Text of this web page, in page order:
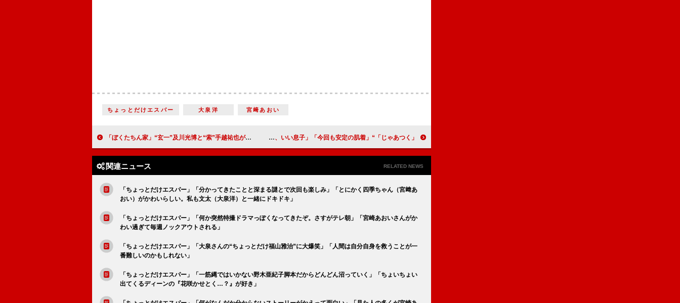
ちょっとだけエスパー 大泉洋 宮﨑あおい
「ぼくたちん家」“玄一”及川光博と“索”手越祐也がパートナーシップ申請 「とても意味のある回」「ハグシーンの愛しげな表情が良い」 「じゃあつく」“勝男”竹内涼真の母を中心に描かれた「神回」 「勝男は優しい、いい息子」「今回も安定の肌着」
関連ニュース RELATED NEWS
「ちょっとだけエスパー」「分かってきたことと深まる謎とで次回も楽しみ」「とにかく四季ちゃん（宮﨑あ
おい）がかわいらしい。私も文太（大泉洋）と一緒にドキドキ」
「ちょっとだけエスパー」「何か突然特撮ドラマっぽくなってきたぞ。さすがテレ朝」「宮崎あおいさんがか
わい過ぎて毎週ノックアウトされる」
「ちょっとだけエスパー」「大泉さんの“ちょっとだけ福山雅治”に大爆笑」「人間は自分自身を救うことが一
番難しいのかもしれない」
「ちょっとだけエスパー」「一筋縄ではいかない野木亜紀子脚本だからどんどん沼っていく」「ちょいちょい
出てくるディーンの『花咲かせとく…？』が好き」